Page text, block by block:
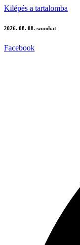
Kilépés a tartalomba
2026. 08. 08. szombat
Facebook